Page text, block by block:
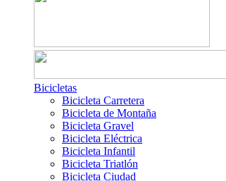
Bicicletas
Bicicleta Carretera
Bicicleta de Montaña
Bicicleta Gravel
Bicicleta Eléctrica
Bicicleta Infantil
Bicicleta Triatlón
Bicicleta Ciudad